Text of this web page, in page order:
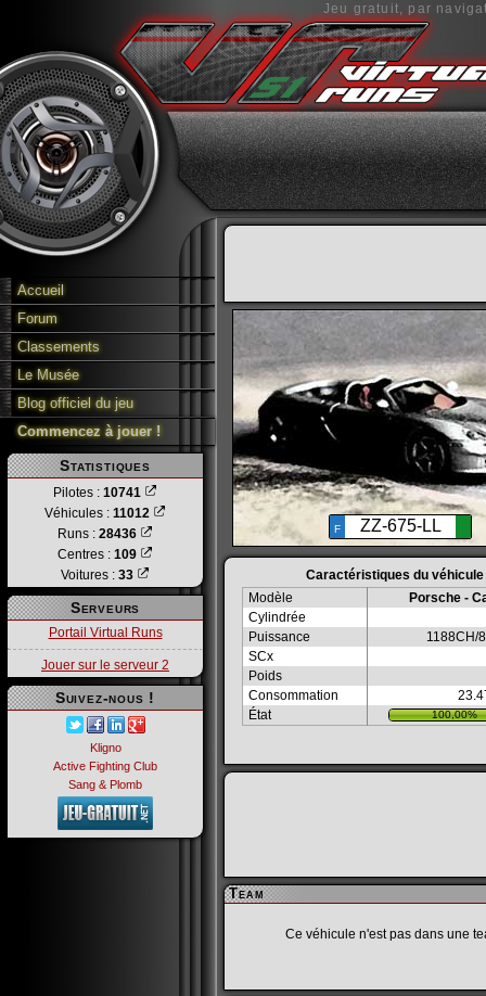
Jeu gratuit, par
Accueil
Forum
Classements
Le Musée
Blog officiel du jeu
Commencez à jouer !
Statistiques
Pilotes : 10741
Véhicules : 11012
Runs : 28436
Centres : 109
Voitures : 33
Serveurs
Portail Virtual Runs
Jouer sur le serveur 2
Suivez-nous !
Kligno
Active Fighting Club
Sang & Plomb
F ZZ-675-LL
Caractéristiques du véhicule
Modèle
Porsche -
Cylindrée
Puissance
1188CH/
SCx
Poids
Consommation
État
100,00%
Team
Ce véhicule n'est pas dans une